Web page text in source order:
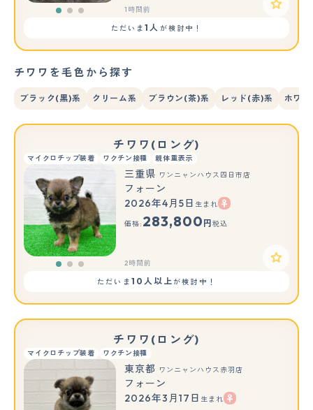
1時間前
ただいま1人 が検討中！
チワワを毛色から探す
ブラック(黒)系 クリーム系 ブラウン(茶)系 レッド(赤)系 ホワ
チワワ(ロング)
マイクロチップ装着 ワクチン接種 親体重表示
もっと見る
三重県 ワンニャンハウス四日市店
フォーン
2026年4月5日 生まれ
価格: 283,800 円 税込
2時間前
ただいま 10人以上が検討中！
チワワ(ロング)
マイクロチップ装着 ワクチン接種
もっと見る
東京都 ワンニャンハウス赤羽店
フォーン
2026年3月17日 生まれ